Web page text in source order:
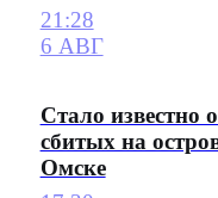
21:28
6 АВГ
Стало известно
сбитых на
Омске